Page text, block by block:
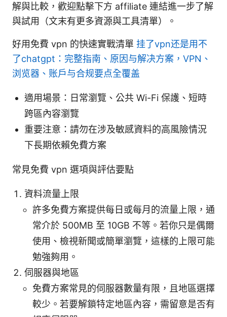
解與比較，歡迎點擊下方 affiliate 連結進一步了解
與試用（文末有更多資源與工具清單）。
好用免費 vpn 的快速實戰清單 挂了vpn还是用不
了chatgpt：完整指南、原因与解决方案，VPN、
浏览器、账户与合规要点全覆盖
適用場景：日常瀏覽、公共 Wi-Fi 保護、短時
跨區內容瀏覽
重要注意：請勿在涉及敏感資料的高風險情況
下長期依賴免費方案
常見免費 vpn 選項與評估要點
資料流量上限
許多免費方案提供每日或每月的流量上限，通
常介於 500MB 至 10GB 不等。若你只是偶爾
使用、檢視新聞或簡單瀏覽，這樣的上限可能
勉強夠用。
伺服器與地區
免費方案常見的伺服器數量有限，且地區選擇
較少。若要解鎖特定地區內容，需留意是否有